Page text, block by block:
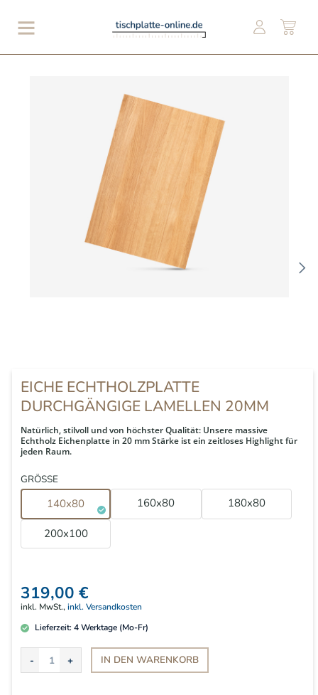
EICHE ECHTHOLZPLATTE
DURCHGÄNGIGE LAMELLEN 20MM
Natürlich, stilvoll und von höchster Qualität: Unsere massive
Echtholz Eichenplatte in 20 mm Stärke ist ein zeitloses Highlight für
jeden Raum.
GRÖSSE
140x80 160x80 180x80
200x100
319,00 €
inkl. MwSt.,inkl. Versandkosten
Lieferzeit: 4Werktage (Mo-Fr)
IN DEN WARENKORB